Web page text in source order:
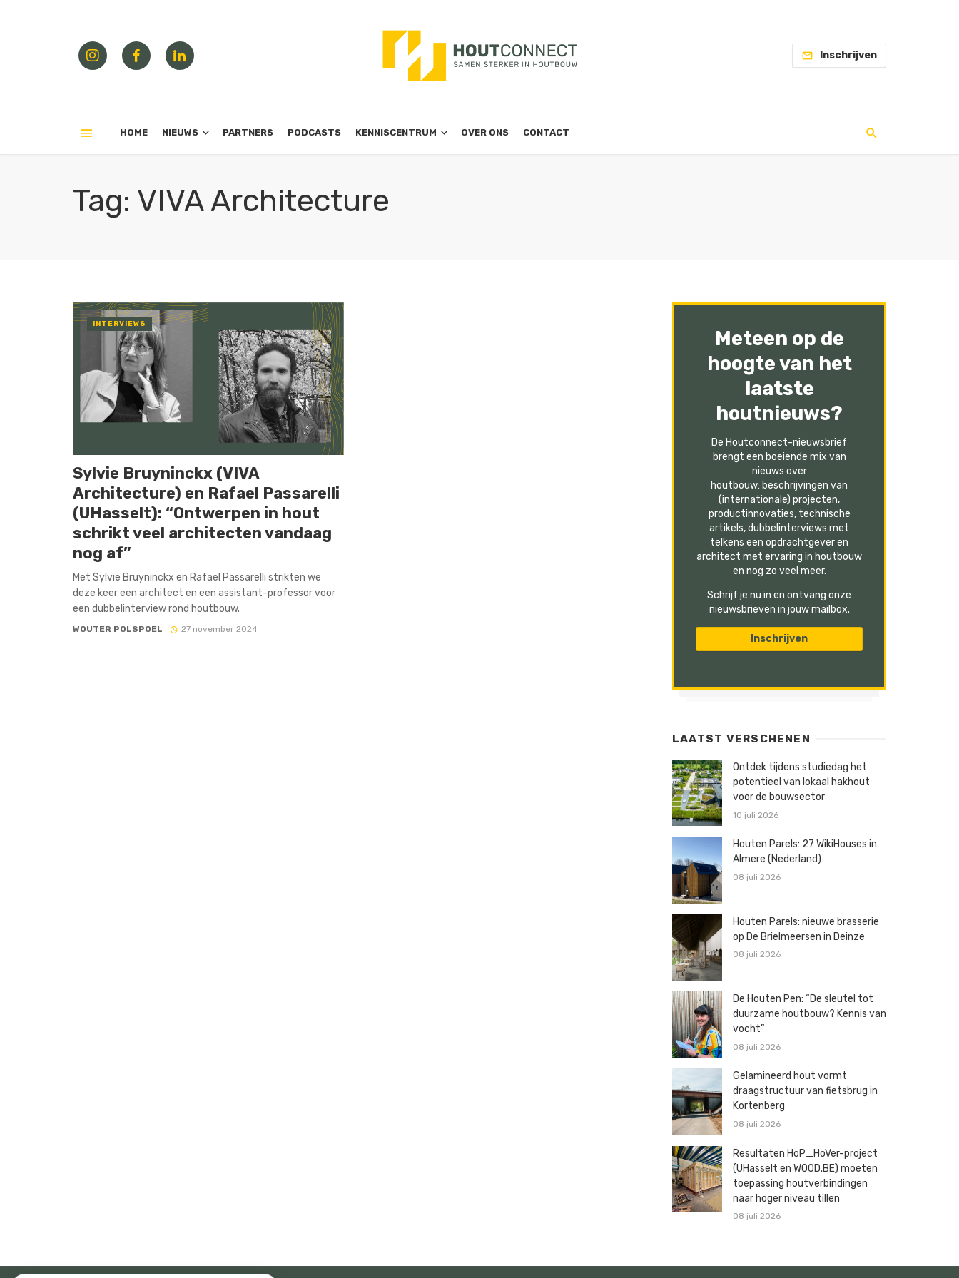
Inschrijven
HOME NIEUWS PARTNERS PODCASTS KENNISCENTRUM OVER ONS CONTACT
Tag: VIVA Architecture
INTERVIEWS
Sylvie Bruyninckx (VIVA
Architecture) en Rafael Passarelli
(UHasselt): “Ontwerpen in hout
schrikt veel architecten vandaag
nog af”
Met Sylvie Bruyninckx en Rafael Passarelli strikten we
deze keer een architect en een assistant-professor voor
een dubbelinterview rond houtbouw.
WOUTER POLSPOEL 27 november 2024
Meteen op de
hoogte van het
laatste
houtnieuws?
De Houtconnect-nieuwsbrief
brengt een boeiende mix van
nieuws over
houtbouw: beschrijvingen van
(internationale) projecten,
productinnovaties, technische
artikels, dubbelinterviews met
telkens een opdrachtgever en
architect met ervaring in houtbouw
en nog zo veel meer.
Schrijf je nu in en ontvang onze
nieuwsbrieven in jouw mailbox.
LAATST VERSCHENEN
Ontdek tijdens studiedag het
potentieel van lokaal hakhout
voor de bouwsector
10 juli 2026
Houten Parels: 27 WikiHouses in
Almere (Nederland)
08 juli 2026
Houten Parels: nieuwe brasserie
op De Brielmeersen in Deinze
08 juli 2026
De Houten Pen: “De sleutel tot
duurzame houtbouw? Kennis van
vocht”
08 juli 2026
Gelamineerd hout vormt
draagstructuur van fietsbrug in
Kortenberg
08 juli 2026
Resultaten HoP_HoVer-project
(UHasselt en WOOD.BE) moeten
toepassing houtverbindingen
naar hoger niveau tillen
08 juli 2026